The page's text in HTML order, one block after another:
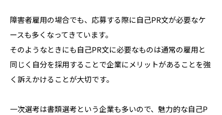
障害者雇用の場合でも、応募する際に自己PR文が必要なケ
ースも多くなってきています。
そのようなときにも自己PR文に必要なものは通常の雇用と
同じく自分を採用することで企業にメリットがあることを強
く訴えかけることが大切です。
一次選考は書類選考という企業も多いので、魅力的な自己P